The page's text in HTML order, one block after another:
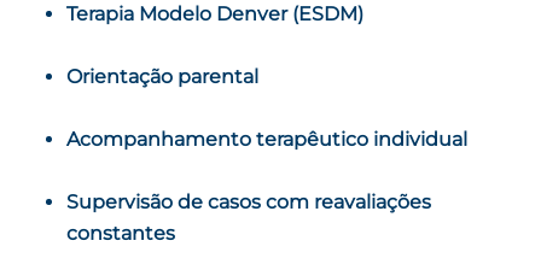
Terapia Modelo Denver (ESDM)
Orientação parental
Acompanhamento terapêutico individual
Supervisão de casos com reavaliações
constantes